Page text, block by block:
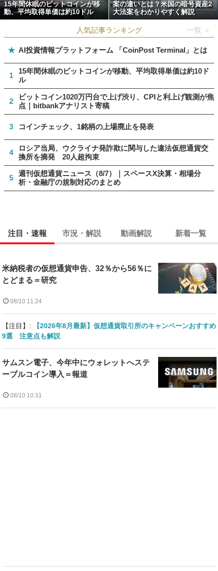
15年間休眠のビットコインが移
動、平均取得単価は約10ドル
案の違いとは？米国の暗号資産2
大法案をわかりやすく解説
人気記事ランキング 一覧 ＞
★ AI投資情報プラットフォーム 「CoinPost Terminal」とは
1
15年間休眠のビットコインが移動、平均取得単価は約10ド
ル
2
ビットコイン1020万円台で上げ渋り、CPIと利上げ観測が焦
点｜bitbankアナリスト寄稿
3 コインチェック、1銘柄の上場廃止を発表
4
ロシア当局、ウクライナ発詐欺に関与した違法仮想通貨交
換所を摘発 20人超拘束
5
週刊仮想通貨ニュース（8/7）｜スペースX決算・相場分
析・金融庁の規制対応のまとめ
注目・速報 市況・解説 動画解説 新着一覧
米納税者の仮想通貨申告、32％から56％に
とどまる＝研究
08/10 11:24
【注目】:
【2026年8月最新】仮想通貨取引所のキャンペーンおすすめ
9選 注意点も解説
サムスン電子、今年中にウォレットへステ
ーブルコイン導入＝報道
08/10 10:31